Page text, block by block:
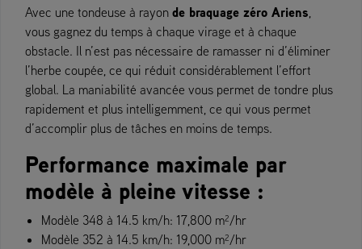
Avec une tondeuse à rayon de braquage zéro Ariens,
vous gagnez du temps à chaque virage et à chaque
obstacle. Il n’est pas nécessaire de ramasser ni d’éliminer
l’herbe coupée, ce qui réduit considérablement l’effort
global. La maniabilité avancée vous permet de tondre plus
rapidement et plus intelligemment, ce qui vous permet
d’accomplir plus de tâches en moins de temps.
Performance maximale par
modèle à pleine vitesse :
Modèle 348 à 14.5 km/h: 17,800 m²/hr
Modèle 352 à 14.5 km/h: 19,000 m²/hr